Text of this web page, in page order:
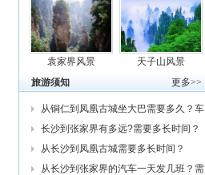
袁家界风景
天子山风景
更多>>
旅游须知
从铜仁到凤凰古城坐大巴需要多久？车
费
长沙到张家界有多远?需要多长时间？
从
从长沙到凤凰古城需要多长时间？
从长沙到张家界的汽车一天发几班？需